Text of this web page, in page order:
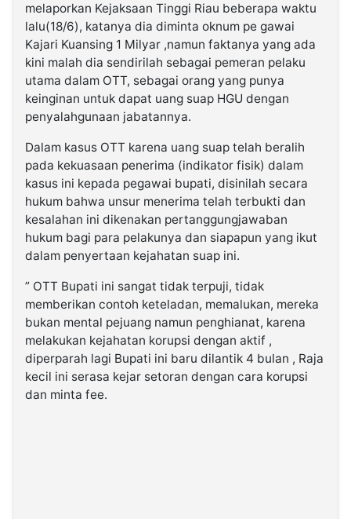
melaporkan Kejaksaan Tinggi Riau beberapa waktu
lalu(18/6), katanya dia diminta oknum pe gawai
Kajari Kuansing 1 Milyar ,namun faktanya yang ada
kini malah dia sendirilah sebagai pemeran pelaku
utama dalam OTT, sebagai orang yang punya
keinginan untuk dapat uang suap HGU dengan
penyalahgunaan jabatannya.
Dalam kasus OTT karena uang suap telah beralih
pada kekuasaan penerima (indikator fisik) dalam
kasus ini kepada pegawai bupati, disinilah secara
hukum bahwa unsur menerima telah terbukti dan
kesalahan ini dikenakan pertanggungjawaban
hukum bagi para pelakunya dan siapapun yang ikut
dalam penyertaan kejahatan suap ini.
” OTT Bupati ini sangat tidak terpuji, tidak
memberikan contoh keteladan, memalukan, mereka
bukan mental pejuang namun penghianat, karena
melakukan kejahatan korupsi dengan aktif ,
diperparah lagi Bupati ini baru dilantik 4 bulan , Raja
kecil ini serasa kejar setoran dengan cara korupsi
dan minta fee.